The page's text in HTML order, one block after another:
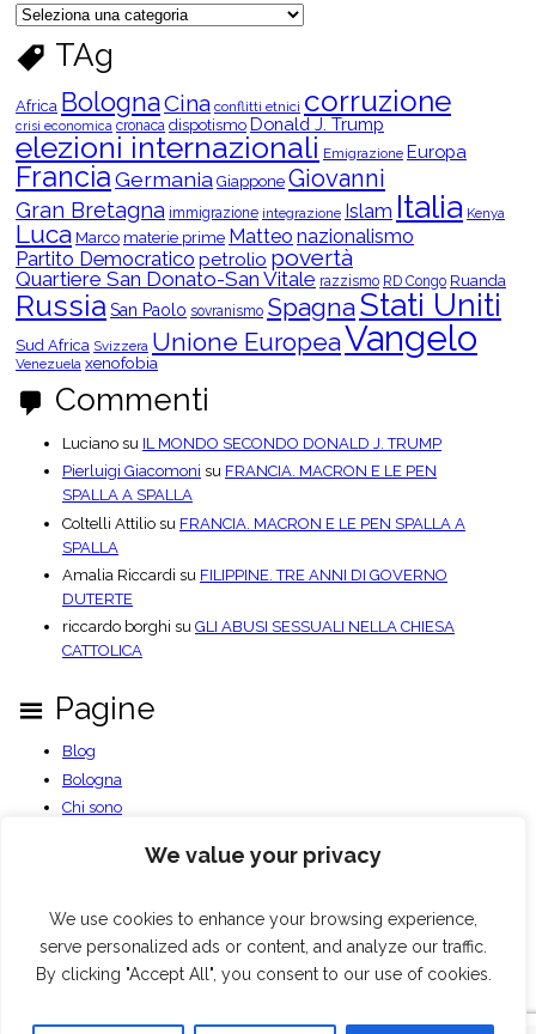
We value your privacy
We use cookies to enhance your browsing experience,
serve personalized ads or content, and analyze our traffic.
By clicking "Accept All", you consent to our use of cookies.
C
e
c
a
e
r
C
a
t
e
g
o
r
i
e
TAg
Africa BolognaCina conflitti etnici corruzione
crisi economica cronaca dispotismo Donald J. Trump
elezioni internazionali Emigrazione Europa
FranciaGermania Giappone Giovanni
Gran Bretagna immigrazione integrazione Islam Italia Kenya
Luca Marco materie prime Matteo nazionalismo
Partito Democratico petrolio povertà
Quartiere San Donato-San Vitale razzismo RD Congo Ruanda
Russia San Paolo sovranismo SpagnaStati Uniti
Sud Africa Svizzera Unione EuropeaVangelo
Venezuela xenofobia
Commenti
Luciano su IL MONDO SECONDO DONALD J. TRUMP
Pierluigi Giacomoni su FRANCIA. MACRON E LE PEN
SPALLA A SPALLA
Coltelli Attilio su FRANCIA. MACRON E LE PEN SPALLA A
SPALLA
Amalia Riccardi su FILIPPINE. TRE ANNI DI GOVERNO
DUTERTE
riccardo borghi su GLI ABUSI SESSUALI NELLA CHIESA
CATTOLICA
Pagine
Blog
Bologna
Chi sono
Documenti PDF
Benvenuto
Blog Bologna Chi sono Contatti
Documenti PDF